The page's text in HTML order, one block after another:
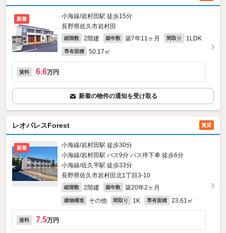
新着
小海線/岩村田駅 徒歩15分
長野県佐久市岩村田
総階数 2階建 築年数 築7年11ヶ月 間取り 1LDK
専有面積 50.17㎡
賃料 6.6万円
新着の物件の通知を受け取る
レオパレスForest 賃貸
新着
小海線/岩村田駅 徒歩30分
小海線/岩村田駅 バス9分 バス停下車 徒歩6分
小海線/佐久平駅 徒歩33分
長野県佐久市岩村田北1丁目3-10
総階数 2階建 築年数 築20年2ヶ月
建物構造 その他 間取り 1K 専有面積 23.61㎡
賃料 7.5万円